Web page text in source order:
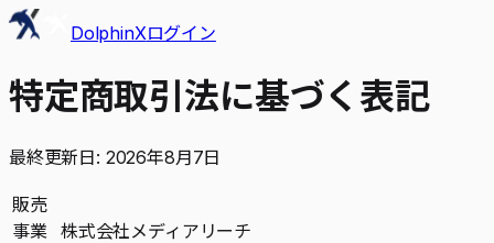
DolphinXログイン
特定商取引法に基づく表記
最終更新日: 2026年8月7日
販売
事業
株式会社メディアリーチ